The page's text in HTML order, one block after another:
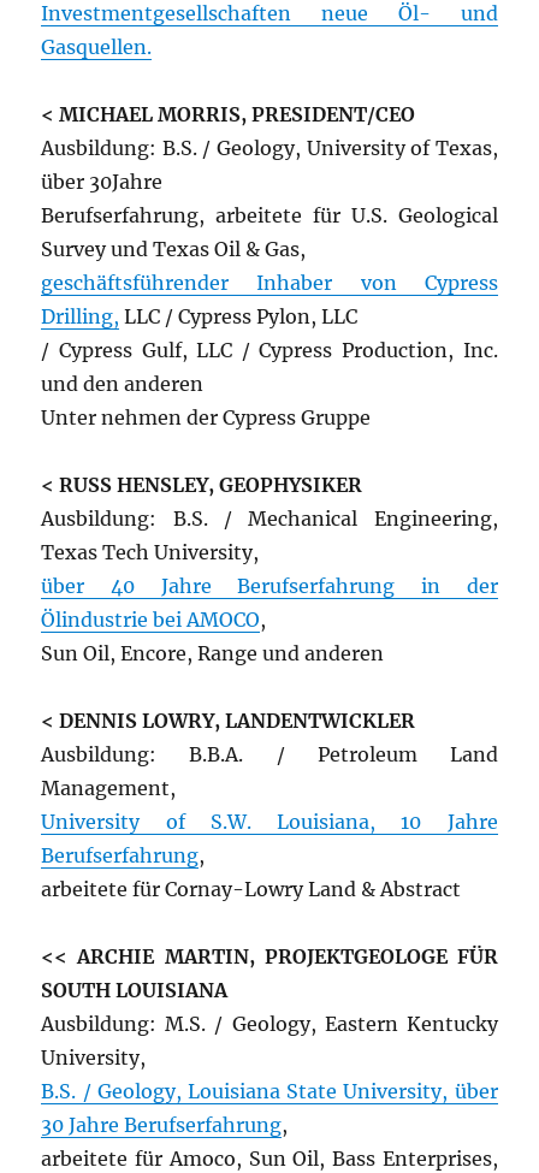
Investmentgesellschaften neue Öl- und
Gasquellen.
< MICHAEL MORRIS, PRESIDENT/CEO
Ausbildung: B.S. / Geology, University of Texas,
über 30Jahre
Berufserfahrung, arbeitete für U.S. Geological
Survey und Texas Oil & Gas,
geschäftsführender Inhaber von Cypress
Drilling, LLC / Cypress Pylon, LLC
/ Cypress Gulf, LLC / Cypress Production, Inc.
und den anderen
Unter nehmen der Cypress Gruppe
< RUSS HENSLEY, GEOPHYSIKER
Ausbildung: B.S. / Mechanical Engineering,
Texas Tech University,
über 40 Jahre Berufserfahrung in der
Ölindustrie bei AMOCO,
Sun Oil, Encore, Range und anderen
< DENNIS LOWRY, LANDENTWICKLER
Ausbildung: B.B.A. / Petroleum Land
Management,
University of S.W. Louisiana, 10 Jahre
Berufserfahrung,
arbeitete für Cornay-Lowry Land & Abstract
<< ARCHIE MARTIN, PROJEKTGEOLOGE FÜR
SOUTH LOUISIANA
Ausbildung: M.S. / Geology, Eastern Kentucky
University,
B.S. / Geology, Louisiana State University, über
30 Jahre Berufserfahrung,
arbeitete für Amoco, Sun Oil, Bass Enterprises,